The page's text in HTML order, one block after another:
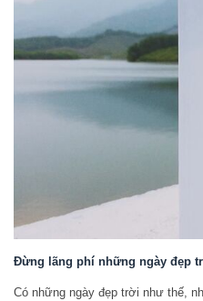
Đừng lãng phí những ngày đẹp
Có những ngày đẹp trời như thế,